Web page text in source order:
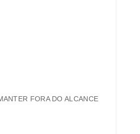
FORA DO ALCANCE